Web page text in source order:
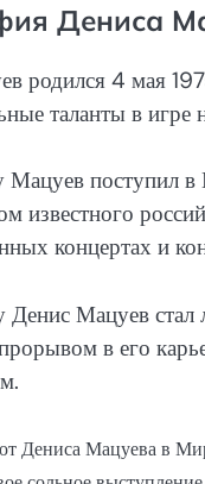
Дениса
родился 4 мая
таланты в игре
поступил в
известного
концертах и
Мацуев стал
в его
Дениса Мацуева в